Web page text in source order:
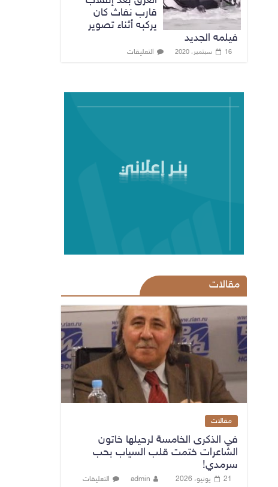
قارب نفاث كان
يركبه أثناء تصوير
فيلمه الجديد
16 سبتمبر، 2020 التعليقات
مقالات
مقالات
في الذكرى الخامسة لرحيلها خاتون
الشاعرات ختمت قلب السياب بحب
سرمدي!
21 يونيو، 2026 admin التعليقات